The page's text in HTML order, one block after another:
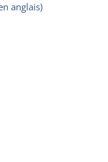
anglais)